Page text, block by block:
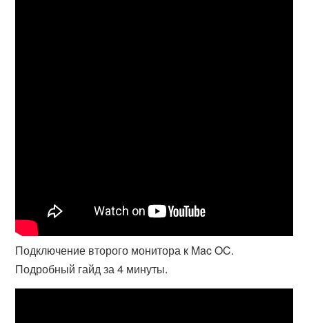
Подключение второго монитора к Mac OC.
Подробный гайд за 4 минуты.